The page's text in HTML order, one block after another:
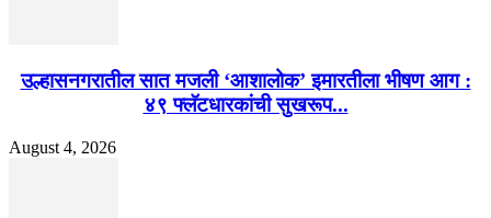
उल्हासनगरातील सात मजली ‘आशालोक’ इमारतीला भीषण आग :
४९ फ्लॅटधारकांची सुखरूप...
August 4, 2026